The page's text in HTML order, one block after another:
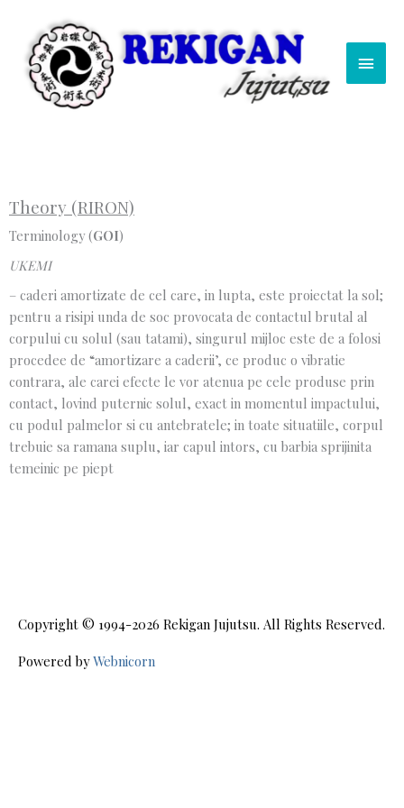
content
Theory (RIRON)
Terminology (GOI)
UKEMI
– caderi amortizate de cel care, in lupta, este proiectat la sol;
pentru a risipi unda de soc provocata de contactul brutal al
corpului cu solul (sau tatami), singurul mijloc este de a folosi
procedee de “amortizare a caderii’, ce produc o vibratie
contrara, ale carei efecte le vor atenua pe cele produse prin
contact, lovind puternic solul, exact in momentul impactului,
cu podul palmelor si cu antebratele; in toate situatiile, corpul
trebuie sa ramana suplu, iar capul intors, cu barbia sprijinita
temeinic pe piept
Copyright © 1994-2026 Rekigan Jujutsu. All Rights Reserved.
Powered byWebnicorn